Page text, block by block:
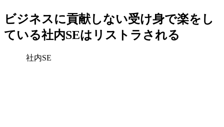
ビジネスに貢献しない受け身で楽をし
ている社内SEはリストラされる
社内SE